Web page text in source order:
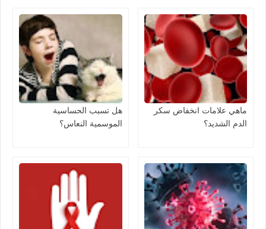
ماهي علامات انخفاض سكر
الدم الشديد؟
هل تسبب الحساسية
الموسمية النعاس؟